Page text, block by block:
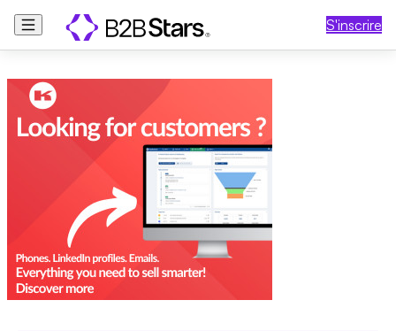
S'inscrire